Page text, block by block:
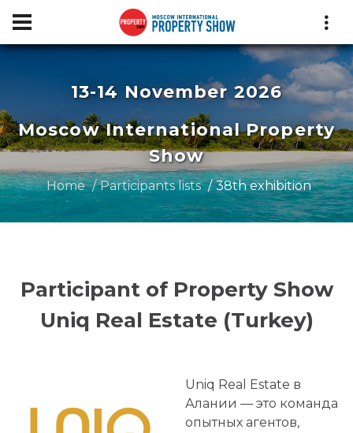
13-14 November 2026
Moscow International Property
Show
Home Participants lists 38th exhibition
Participant of Property Show
Uniq Real Estate (Turkey)
Uniq Real Estate в
Алании — это команда
опытных агентов,